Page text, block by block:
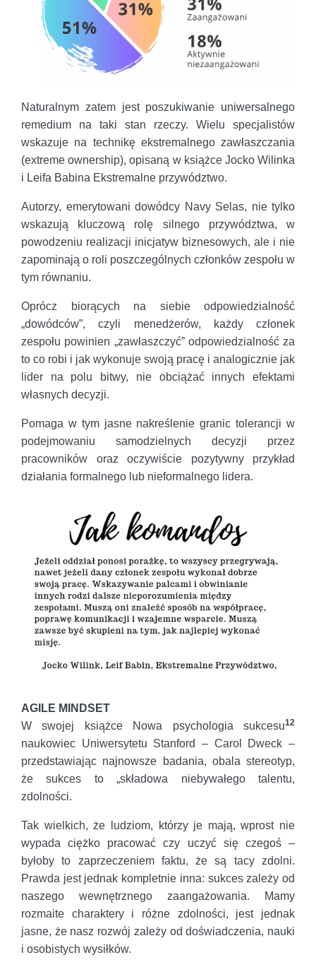
Naturalnym zatem jest poszukiwanie uniwersalnego
remedium na taki stan rzeczy. Wielu specjalistów
wskazuje na technikę ekstremalnego zawłaszczania
(extreme ownership), opisaną w książce Jocko Wilinka
i Leifa Babina Ekstremalne przywództwo.
Autorzy, emerytowani dowódcy Navy Selas, nie tylko
wskazują kluczową rolę silnego przywództwa, w
powodzeniu realizacji inicjatyw biznesowych, ale i nie
zapominają o roli poszczególnych członków zespołu w
tym równaniu.
Oprócz biorących na siebie odpowiedzialność
„dowódców”, czyli menedżerów, każdy członek
zespołu powinien „zawłaszczyć” odpowiedzialność za
to co robi i jak wykonuje swoją pracę i analogicznie jak
lider na polu bitwy, nie obciążać innych efektami
własnych decyzji.
Pomaga w tym jasne nakreślenie granic tolerancji w
podejmowaniu samodzielnych decyzji przez
pracowników oraz oczywiście pozytywny przykład
działania formalnego lub nieformalnego lidera.
AGILE MINDSET
W swojej książce Nowa psychologia sukcesu12
naukowiec Uniwersytetu Stanford – Carol Dweck –
przedstawiając najnowsze badania, obala stereotyp,
że sukces to „składowa niebywałego talentu,
zdolności.
Tak wielkich, że ludziom, którzy je mają, wprost nie
wypada ciężko pracować czy uczyć się czegoś –
byłoby to zaprzeczeniem faktu, że są tacy zdolni.
Prawda jest jednak kompletnie inna: sukces zależy od
naszego wewnętrznego zaangażowania. Mamy
rozmaite charaktery i różne zdolności, jest jednak
jasne, że nasz rozwój zależy od doświadczenia, nauki
i osobistych wysiłków.